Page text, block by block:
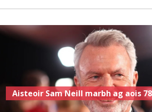
Aisteoir Sam Neill marbh ag aois 78